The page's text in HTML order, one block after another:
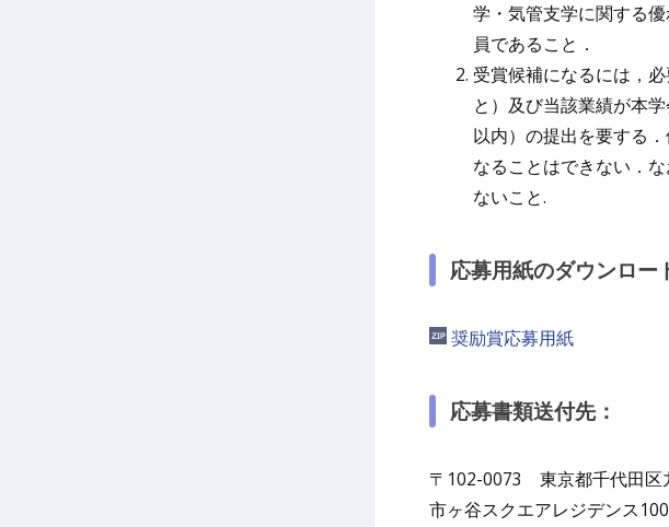
学・気管支学に関する
員であること．
受賞候補になるには，
と）及び当該業績が本
以内）の提出を要する
なることはできない．
ないこと.
応募用紙のダウンロー
奨励賞応募用紙
応募書類送付先：
〒102-0073 東京都千代田区
市ヶ谷スクエアレジデンス